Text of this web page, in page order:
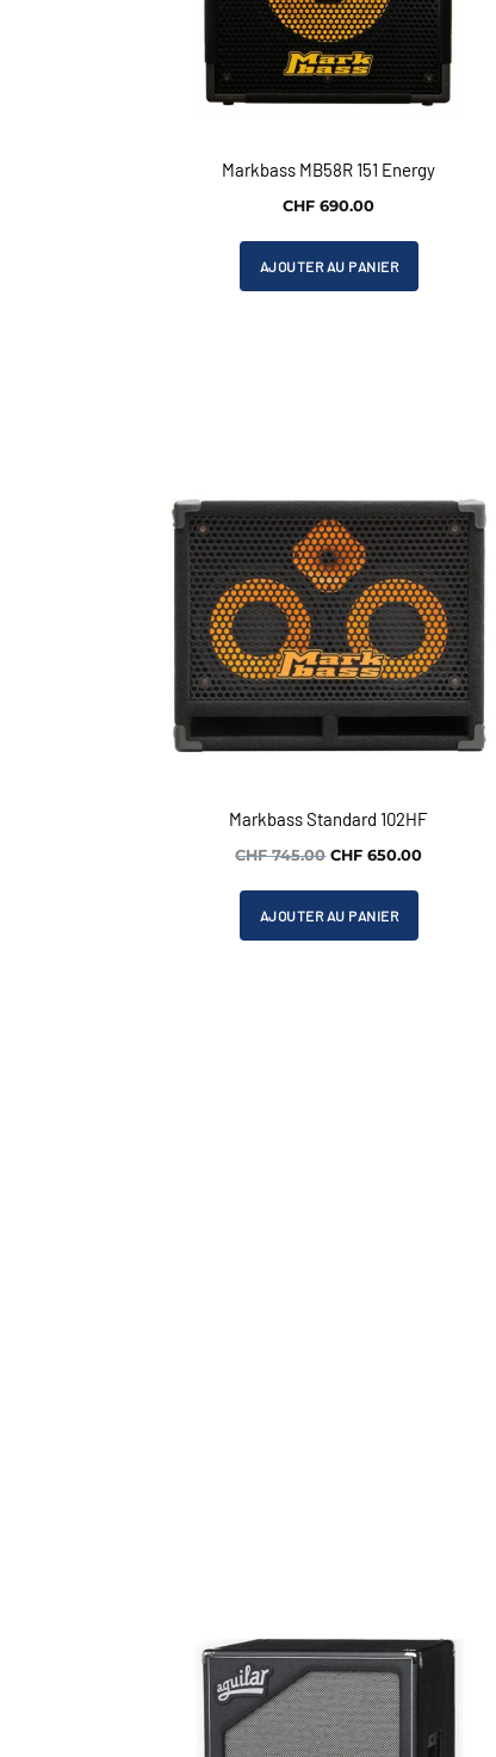
Markbass MB58R 151 Energy
CHF 690.00
AJOUTER AU PANIER
Markbass Standard 102HF
CHF745.00 Le
initial
CHF 650.00Le
AJOUTER AU PANIER